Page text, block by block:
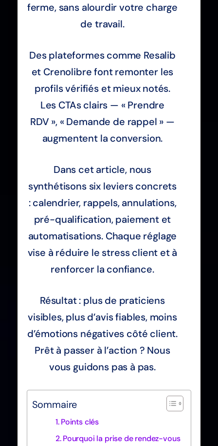
ferme, sans alourdir votre charge
de travail.
Des plateformes comme Resalib
et Crenolibre font remonter les
profils vérifiés et mieux notés.
Les CTAs clairs — « Prendre
RDV », « Demande de rappel » —
augmentent la conversion.
Dans cet article, nous
synthétisons six leviers concrets
: calendrier, rappels, annulations,
pré-qualification, paiement et
automatisations. Chaque réglage
vise à réduire le stress client et à
renforcer la confiance.
Résultat : plus de praticiens
visibles, plus d’avis fiables, moins
d’émotions négatives côté client.
Prêt à passer à l’action ? Nous
vous guidons pas à pas.
Sommaire
Points clés
Pourquoi la prise de rendez-vous